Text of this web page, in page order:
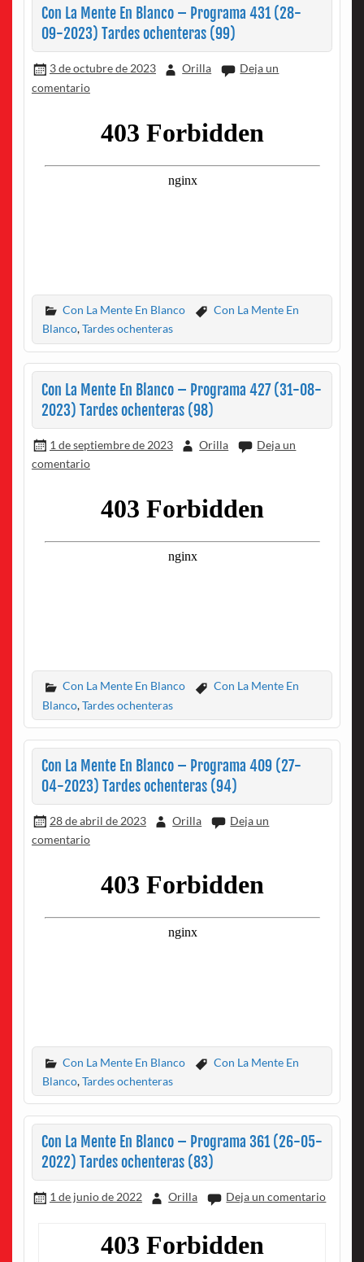
Con La Mente En Blanco – Programa 431 (28-
09-2023) Tardes ochenteras (99)
3 de octubre de 2023 Orilla
Deja un
comentario
Con La Mente En Blanco
Con La Mente En
Blanco,Tardes ochenteras
Con La Mente En Blanco – Programa 427 (31-08-
2023) Tardes ochenteras (98)
1 de septiembre de 2023 Orilla
Deja un
comentario
Con La Mente En Blanco
Con La Mente En
Blanco,Tardes ochenteras
Con La Mente En Blanco – Programa 409 (27-
04-2023) Tardes ochenteras (94)
28 de abril de 2023 Orilla
Deja un
comentario
Con La Mente En Blanco
Con La Mente En
Blanco,Tardes ochenteras
Con La Mente En Blanco – Programa 361 (26-05-
2022) Tardes ochenteras (83)
1 de junio de 2022 Orilla Deja un comentario